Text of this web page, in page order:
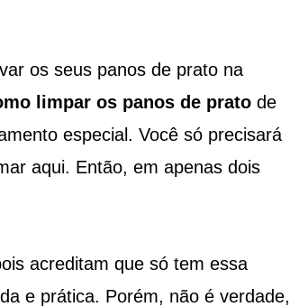
os seus panos de prato na
limpar os panos de pratode
especial. Você só precisará
aqui. Então, em apenas dois
acreditam que só tem essa
e prática. Porém, não é verdade,